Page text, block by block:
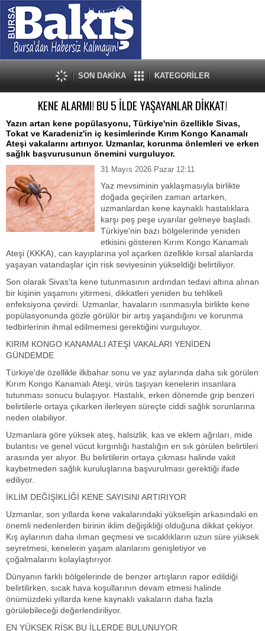
SON DAKİKA KATEGORİLER
KENE ALARMI! BU 5 İLDE YAŞAYANLAR DİKKAT!
Yazın artan kene popülasyonu, Türkiye'nin özellikle Sivas,
Tokat ve Karadeniz'in iç kesimlerinde Kırım Kongo Kanamalı
Ateşi vakalarını artırıyor. Uzmanlar, korunma önlemleri ve erken
sağlık başvurusunun önemini vurguluyor.
31 Mayıs 2026 Pazar 12:11
Yaz mevsiminin yaklaşmasıyla birlikte
doğada geçirilen zaman artarken,
uzmanlardan kene kaynaklı hastalıklara
karşı peş peşe uyarılar gelmeye başladı.
Türkiye'nin bazı bölgelerinde yeniden
etkisini gösteren Kırım Kongo Kanamalı
Ateşi (KKKA), can kayıplarına yol açarken özellikle kırsal alanlarda
yaşayan vatandaşlar için risk seviyesinin yükseldiği belirtiliyor.
Son olarak Sivas'ta kene tutunmasının ardından tedavi altına alınan
bir kişinin yaşamını yitirmesi, dikkatleri yeniden bu tehlikeli
enfeksiyona çevirdi. Uzmanlar, havaların ısınmasıyla birlikte kene
popülasyonunda gözle görülür bir artış yaşandığını ve korunma
tedbirlerinin ihmal edilmemesi gerektiğini vurguluyor.
KIRIM KONGO KANAMALI ATEŞİ VAKALARI YENİDEN
GÜNDEMDE
Türkiye'de özellikle ilkbahar sonu ve yaz aylarında daha sık görülen
Kırım Kongo Kanamalı Ateşi, virüs taşıyan kenelerin insanlara
tutunması sonucu bulaşıyor. Hastalık, erken dönemde grip benzeri
belirtilerle ortaya çıkarken ilerleyen süreçte ciddi sağlık sorunlarına
neden olabiliyor.
Uzmanlara göre yüksek ateş, halsizlik, kas ve eklem ağrıları, mide
bulantısı ve genel vücut kırgınlığı hastalığın en sık görülen belirtileri
arasında yer alıyor. Bu belirtilerin ortaya çıkması halinde vakit
kaybetmeden sağlık kuruluşlarına başvurulması gerektiği ifade
ediliyor.
İKLİM DEĞİŞİKLİĞİ KENE SAYISINI ARTIRIYOR
Uzmanlar, son yıllarda kene vakalarındaki yükselişin arkasındaki en
önemli nedenlerden birinin iklim değişikliği olduğuna dikkat çekiyor.
Kış aylarının daha ılıman geçmesi ve sıcaklıkların uzun süre yüksek
seyretmesi, kenelerin yaşam alanlarını genişletiyor ve
çoğalmalarını kolaylaştırıyor.
Dünyanın farklı bölgelerinde de benzer artışların rapor edildiği
belirtilirken, sıcak hava koşullarının devam etmesi halinde
önümüzdeki yıllarda kene kaynaklı vakaların daha fazla
görülebileceği değerlendiriliyor.
EN YÜKSEK RİSK BU İLLERDE BULUNUYOR